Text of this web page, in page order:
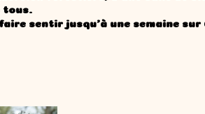
tous.
sentir jusqu'à une semaine